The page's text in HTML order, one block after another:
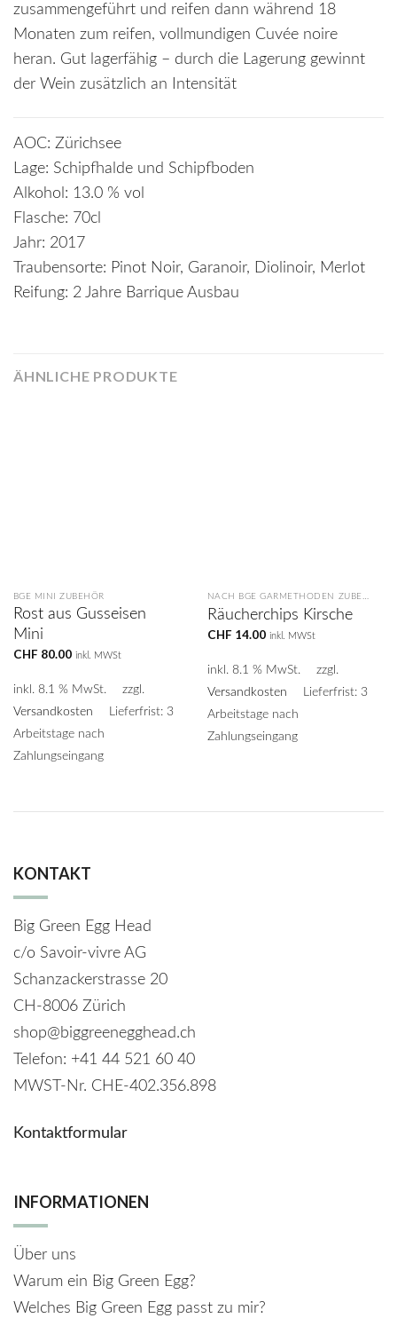
zusammengeführt und reifen dann während 18
Monaten zum reifen, vollmundigen Cuvée noire
heran. Gut lagerfähig – durch die Lagerung gewinnt
der Wein zusätzlich an Intensität
AOC: Zürichsee
Lage: Schipfhalde und Schipfboden
Alkohol: 13.0 % vol
Flasche: 70cl
Jahr: 2017
Traubensorte: Pinot Noir, Garanoir, Diolinoir, Merlot
Reifung: 2 Jahre Barrique Ausbau
ÄHNLICHE PRODUKTE
BGE MINI ZUBEHÖR
Rost aus Gusseisen
Mini
CHF 80.00 inkl. MWSt
inkl. 8.1 % MwSt.
zzgl.
Versandkosten
Lieferfrist: 3
Arbeitstage nach
Zahlungseingang
Räucherchips Kirsche
CHF 14.00 inkl. MWSt
inkl. 8.1 % MwSt.
zzgl.
Versandkosten
Lieferfrist: 3
Arbeitstage nach
Zahlungseingang
KONTAKT
Big Green Egg Head
c/o Savoir-vivre AG
Schanzackerstrasse 20
CH-8006 Zürich
shop@biggreenegghead.ch
Telefon: +41 44 521 60 40
MWST-Nr. CHE-402.356.898
Kontaktformular
INFORMATIONEN
Über uns
Warum ein Big Green Egg?
Welches Big Green Egg passt zu mir?